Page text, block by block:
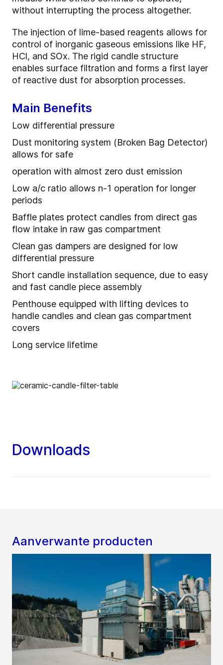
without interrupting the process altogether.
The injection of lime-based reagents allows for
control of inorganic gaseous emissions like HF,
HCl, and SOx. The rigid candle structure
enables surface filtration and forms a first layer
of reactive dust for absorption processes.
Main Benefits
Low differential pressure
Dust monitoring system (Broken Bag Detector)
allows for safe
operation with almost zero dust emission
Low a/c ratio allows n-1 operation for longer
periods
Baffle plates protect candles from direct gas
flow intake in raw gas compartment
Clean gas dampers are designed for low
differential pressure
Short candle installation sequence, due to easy
and fast candle piece assembly
Penthouse equipped with lifting devices to
handle candles and clean gas compartment
covers
Long service lifetime
Downloads
Aanverwante producten